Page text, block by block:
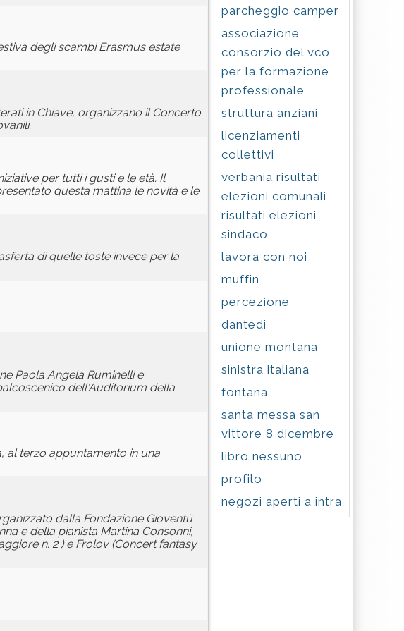
degli scambi Erasmus estate
in Chiave, organizzano il Concerto
per tutti i gusti e le età. Il
questa mattina le novità e le
di quelle toste invece per la
Paola Angela Ruminelli e
dell'Auditorium della
al terzo appuntamento in una
dalla Fondazione Gioventù
e della pianista Martina Consonni,
n. 2 ) e Frolov (Concert fantasy
parcheggio camper
associazione
consorzio del vco
per la formazione
professionale
struttura anziani
licenziamenti
collettivi
verbania risultati
elezioni comunali
risultati elezioni
sindaco
lavora con noi
muffin
percezione
dantedi
unione montana
sinistra italiana
fontana
santa messa san
vittore 8 dicembre
libro nessuno
profilo
negozi aperti a intra